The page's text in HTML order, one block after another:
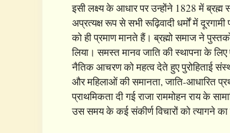
इसी लक्ष्य के आधार पर उन्होंने 1828 में ब्रह्म
अप्रत्यक्ष रूप से सभी रूढ़िवादी धर्मों में
को ही प्रमाण मानते हैं। ब्रह्मो समाज ने
लिया। समस्त मानव जाति की स्थापना के लिए
नैतिक आचरण को महत्व देते हुए पुरोहिताई
और महिलाओं की समानता, जाति-आधारित
प्राथमिकता दी गई राजा राममोहन राय के
उस समय के कई संकीर्ण विचारों को त्यागने का